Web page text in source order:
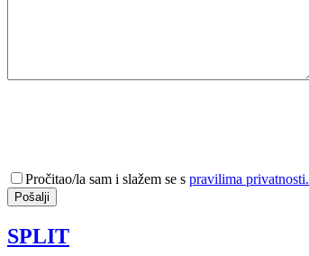
Pročitao/la sam i slažem se s pravilima privatnosti.
SPLIT